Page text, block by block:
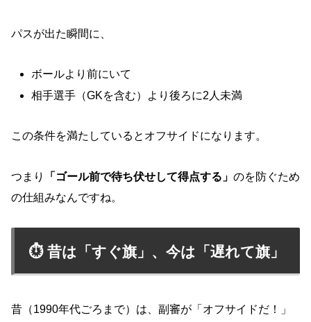
パスが出た瞬間に、
ボールより前にいて
相手選手（GKを含む）より後ろに2人未満
この条件を満たしているとオフサイドになります。
つまり 「ゴール前で待ち伏せして得点する」 のを防ぐため
の仕組みなんですね。
⏱ 昔は「すぐ旗」、今は「遅れて旗」
昔（1990年代ごろまで）は、副審が「オフサイドだ！」